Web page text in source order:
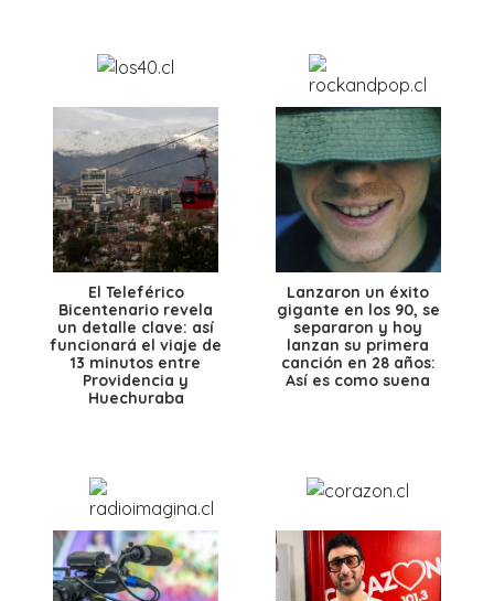
El Teleférico
Bicentenario revela
un detalle clave: así
funcionará el viaje de
13 minutos entre
Providencia y
Huechuraba
Lanzaron un éxito
gigante en los 90, se
separaron y hoy
lanzan su primera
canción en 28 años:
Así es como suena